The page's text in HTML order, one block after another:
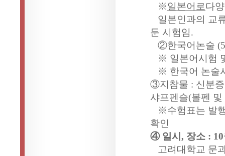
※일본어로다
일본인과의 교
둔 시험임.
②한국어논술
※ 일본어시험
※ 한국어 논술
③지참물 : 신분증
샤프펜슬(볼펜
※수험표는 발
확인
④ 일시 , 장소 : 10
고려대학교 문